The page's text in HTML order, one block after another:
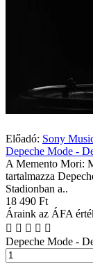
Előadó: Sony
Depeche Mode -
A Memento Mori:
tartalmazza
Stadionban a..
18 490 Ft
Áraink az ÁFA
Depeche Mode -